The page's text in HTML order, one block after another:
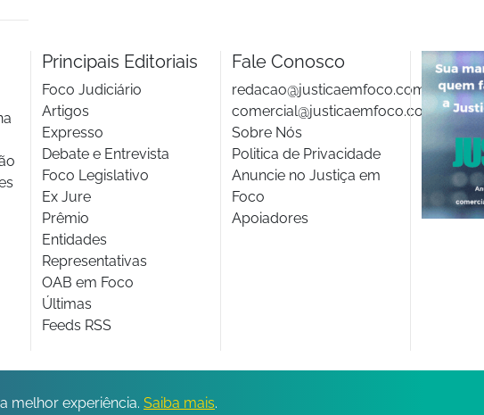
Principais Editoriais
Foco Judiciário
Artigos
Expresso
Debate e Entrevista
Foco Legislativo
Ex Jure
Prêmio
Entidades
Representativas
OAB em Foco
Últimas
Feeds RSS
Fale Conosco
redacao@justicaemfoco.com.br
comercial@justicaemfoco.com.br
Sobre Nós
Politica de Privacidade
Anuncie no Justiça em
Foco
Apoiadores
melhor experiência. Saiba mais.